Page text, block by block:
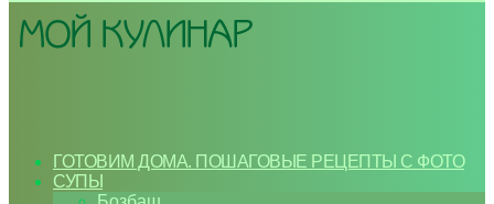
ГОТОВИМ ДОМА. ПОШАГОВЫЕ РЕЦЕПТЫ С ФОТО
СУПЫ